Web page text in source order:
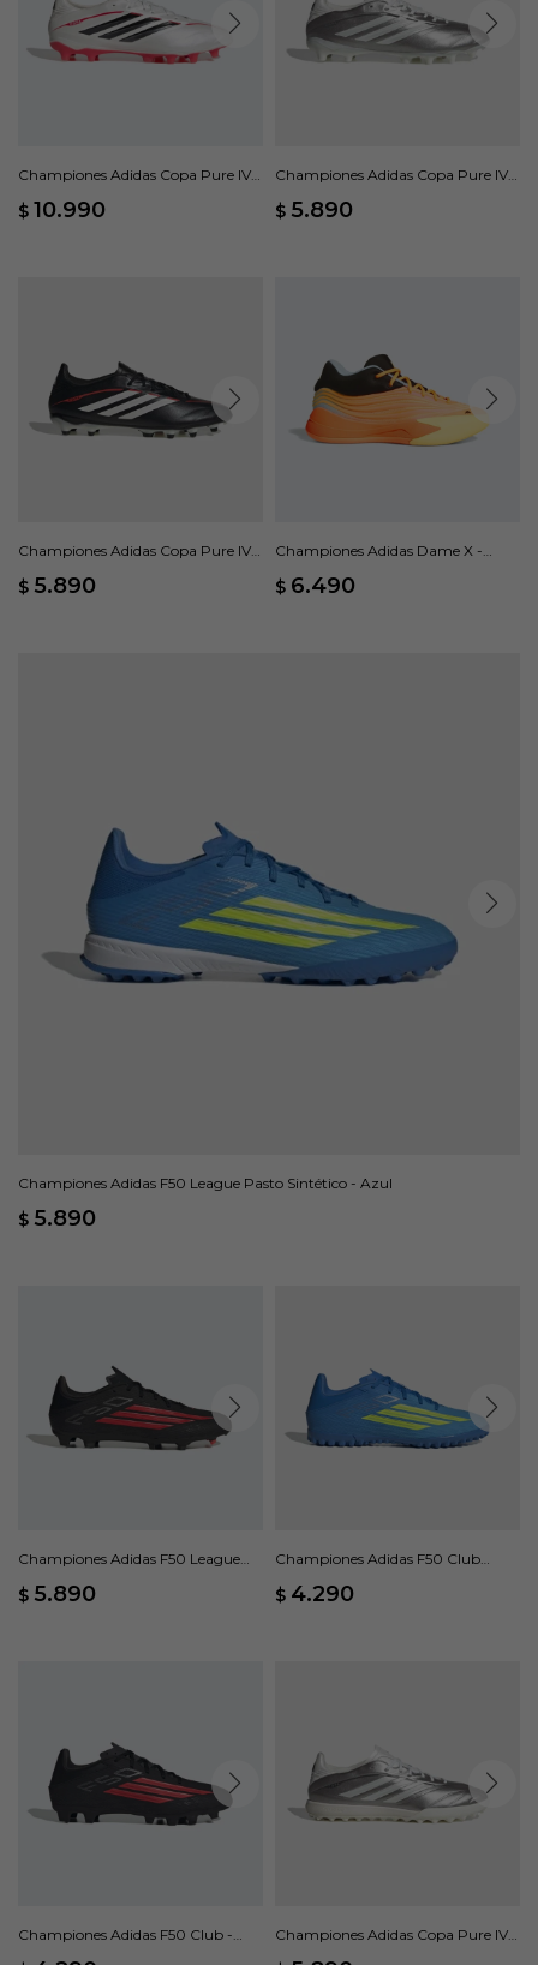
Championes Adidas Copa Pure IV
$ 10.990
Championes Adidas Copa Pure IV
$ 5.890
Championes Adidas Copa Pure IV
$ 5.890
Championes Adidas Dame X -
$ 6.490
Championes Adidas F50 League Pasto Sintético - Azul
$ 5.890
Championes Adidas F50 League
Negro
$ 5.890
Championes Adidas F50 Club
$ 4.290
Championes Adidas F50 Club -
Championes Adidas Copa Pure IV